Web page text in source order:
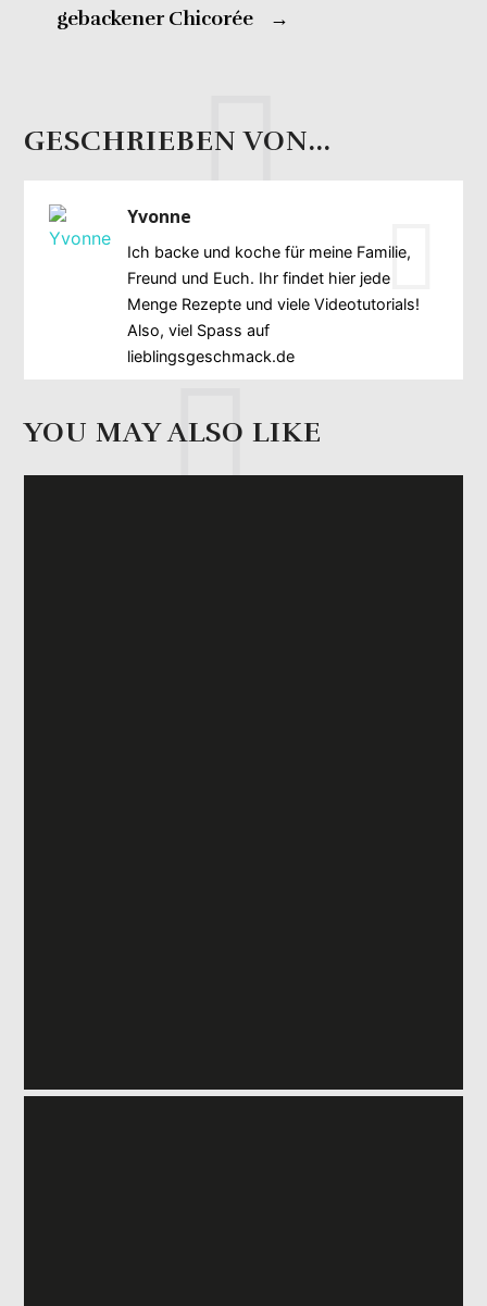
gebackener Chicorée →
GESCHRIEBEN VON...
Yvonne
Ich backe und koche für meine Familie,
Freund und Euch. Ihr findet hier jede
Menge Rezepte und viele Videotutorials!
Also, viel Spass auf
lieblingsgeschmack.de
YOU MAY ALSO LIKE